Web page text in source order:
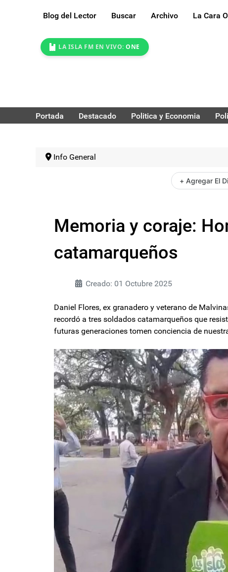
Blog del Lector Buscar Archivo La Cara
LA ISLA FM EN VIVO: ONE
Portada Destacado Politica y Economia
Info General
+ Agregar El
Memoria y coraje:
catamarqueños
Creado: 01 Octubre 2025
Daniel Flores, ex granadero y veterano de
recordó a tres soldados catamarqueños que
futuras generaciones tomen conciencia de